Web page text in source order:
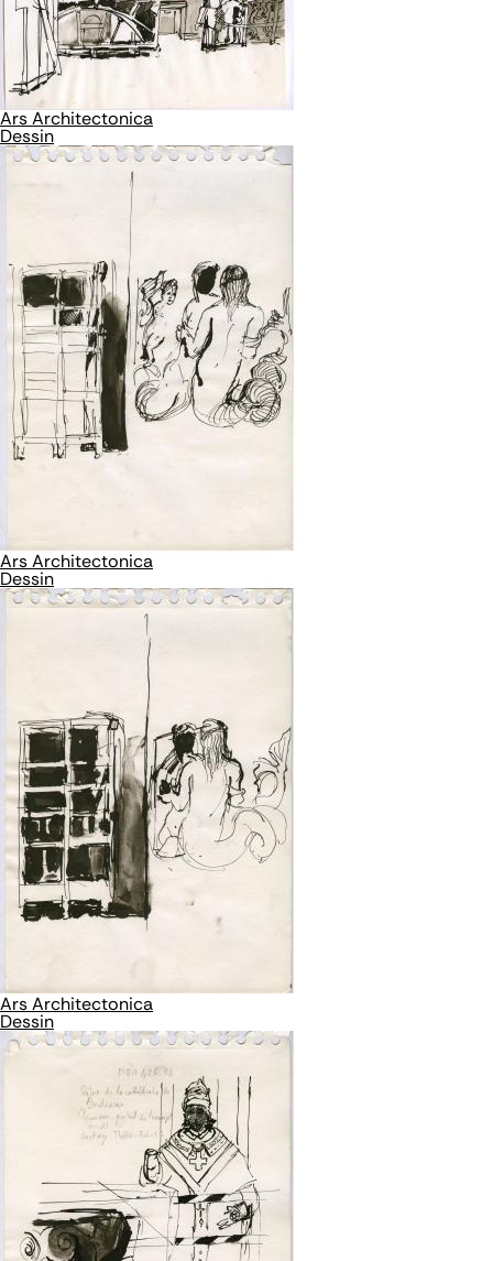
Ars Architectonica
Dessin
Ars Architectonica
Dessin
Ars Architectonica
Dessin